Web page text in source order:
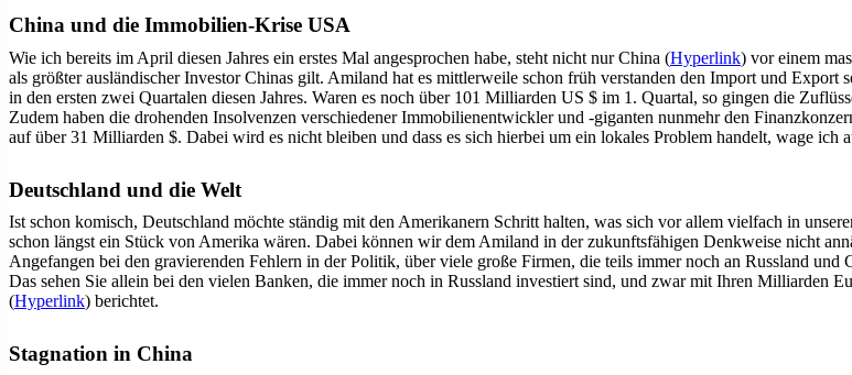
China und die Immobilien-Krise USA
Wie ich bereits im April diesen Jahres ein erstes Mal angesprochen habe, steht nicht nur China (Hyperlink) vor einem
als größter ausländischer Investor Chinas gilt. Amiland hat es mittlerweile schon früh verstanden den Import und
in den ersten zwei Quartalen diesen Jahres. Waren es noch über 101 Milliarden US $ im 1. Quartal, so gingen die
Zudem haben die drohenden Insolvenzen verschiedener Immobilienentwickler und -giganten nunmehr den
auf über 31 Milliarden $. Dabei wird es nicht bleiben und dass es sich hierbei um ein lokales Problem handelt, wage ich
Deutschland und die Welt
Ist schon komisch, Deutschland möchte ständig mit den Amerikanern Schritt halten, was sich vor allem vielfach in
schon längst ein Stück von Amerika wären. Dabei können wir dem Amiland in der zukunftsfähigen Denkweise nicht
Angefangen bei den gravierenden Fehlern in der Politik, über viele große Firmen, die teils immer noch an Russland und
Das sehen Sie allein bei den vielen Banken, die immer noch in Russland investiert sind, und zwar mit Ihren Milliarden
(Hyperlink) berichtet.
Stagnation in China